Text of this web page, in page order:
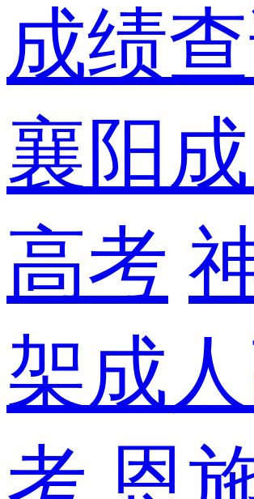
成绩
襄阳
高考
架成